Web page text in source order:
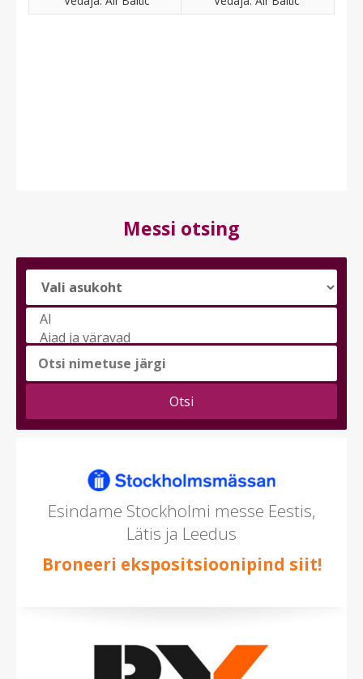
Messi otsing
Vali
messi
teema
valida
Esindame Stockholmi messe Eestis,
Lätis ja Leedus
Broneeri ekspositsioonipind siit!